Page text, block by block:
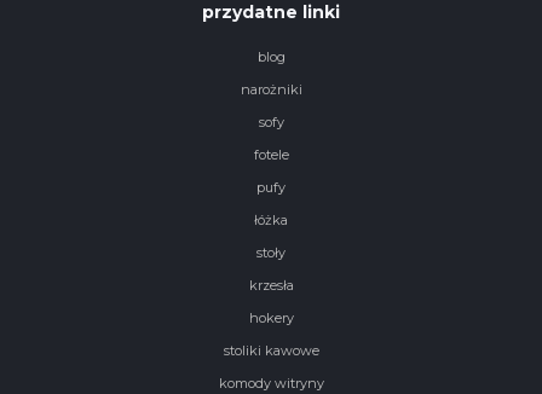
przydatne linki
blog
narożniki
sofy
fotele
pufy
łóżka
stoły
krzesła
hokery
stoliki kawowe
komody witryny